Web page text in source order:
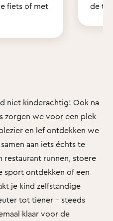
fiets of met
de
niet kinderachtig! Ook na
zorgen we voor een plek
en lef ontdekken we
aan iets échts te
restaurant runnen, stoere
sport ontdekken of een
je kind zelfstandige
tot tiener - steeds
klaar voor de